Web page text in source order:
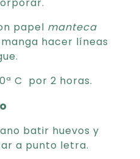
papel manteca
hacer líneas
C por 2 horas.
batir huevos y
a punto letra.